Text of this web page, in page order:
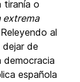
tiranía o
extrema
al
de
democracia
española